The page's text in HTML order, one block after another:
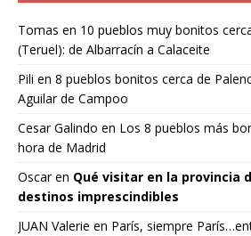
Tomas en 10 pueblos muy bonitos
(Teruel): de Albarracín a Calaceite
Pili en 8 pueblos bonitos cerca de
Aguilar de Campoo
Cesar Galindo en Los 8 pueblos más
hora de Madrid
Oscaren Qué visitar en la provincia
destinos imprescindibles
JUAN Valerie en París, siempre